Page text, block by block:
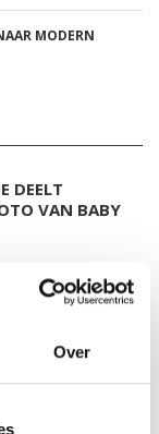
Over
MODERN
DEELT
VAN BABY
SCOTTIE